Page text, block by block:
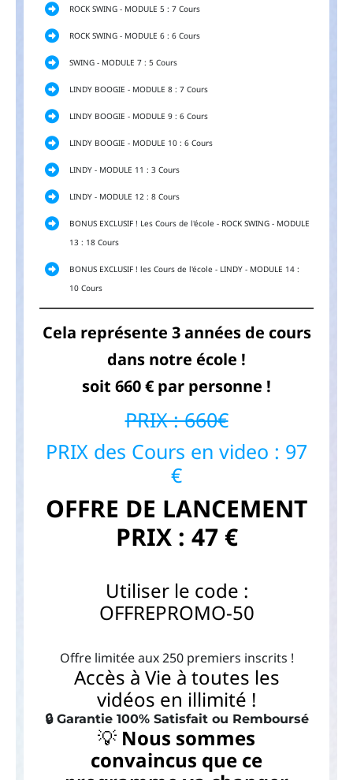
ROCK SWING - MODULE 5 : 7 Cours
ROCK SWING - MODULE 6 : 6 Cours
SWING - MODULE 7 : 5 Cours
LINDY BOOGIE - MODULE 8 : 7 Cours
LINDY BOOGIE - MODULE 9 : 6 Cours
LINDY BOOGIE - MODULE 10 : 6 Cours
LINDY - MODULE 11 : 3 Cours
LINDY - MODULE 12 : 8 Cours
BONUS EXCLUSIF ! Les Cours de l'école - ROCK SWING - MODULE
13 : 18 Cours
BONUS EXCLUSIF ! les Cours de l'école - LINDY - MODULE 14 :
10 Cours
Cela représente 3 années de cours
dans notre école !
soit 660 € par personne !
PRIX : 660€
PRIX des Cours en video : 97
€
OFFRE DE LANCEMENT
PRIX : 47 €
Utiliser le code :
OFFREPROMO-50
Offre limitée aux 250 premiers inscrits !
Accès à Vie à toutes les
vidéos en illimité !
🔒 Garantie 100% Satisfait ou Remboursé
💡 Nous sommes
convaincus que ce